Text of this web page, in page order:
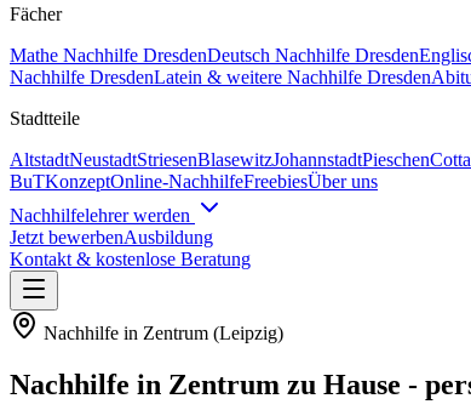
Fächer
Mathe Nachhilfe DresdenDeutsch Nachhilfe Dresden
Nachhilfe DresdenLatein & weitere Nachhilfe Dresden
Stadtteile
AltstadtNeustadtStriesenBlasewitzJohannstadtPieschenCotta
BuTKonzeptOnline-NachhilfeFreebiesÜber uns
Nachhilfelehrer werden
Jetzt bewerbenAusbildung
Kontakt & kostenlose Beratung
Nachhilfe in Zentrum (Leipzig)
Nachhilfe in Zentrum zu Hause -